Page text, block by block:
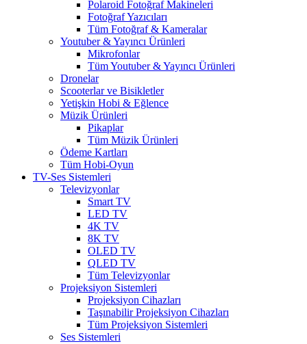
Polaroid Fotoğraf Makineleri
Fotoğraf Yazıcıları
Tüm Fotoğraf & Kameralar
Youtuber & Yayıncı Ürünleri
Mikrofonlar
Tüm Youtuber & Yayıncı Ürünleri
Dronelar
Scooterlar ve Bisikletler
Yetişkin Hobi & Eğlence
Müzik Ürünleri
Pikaplar
Tüm Müzik Ürünleri
Ödeme Kartları
Tüm Hobi-Oyun
TV-Ses Sistemleri
Televizyonlar
Smart TV
LED TV
4K TV
8K TV
OLED TV
QLED TV
Tüm Televizyonlar
Projeksiyon Sistemleri
Projeksiyon Cihazları
Taşınabilir Projeksiyon Cihazları
Tüm Projeksiyon Sistemleri
Ses Sistemleri